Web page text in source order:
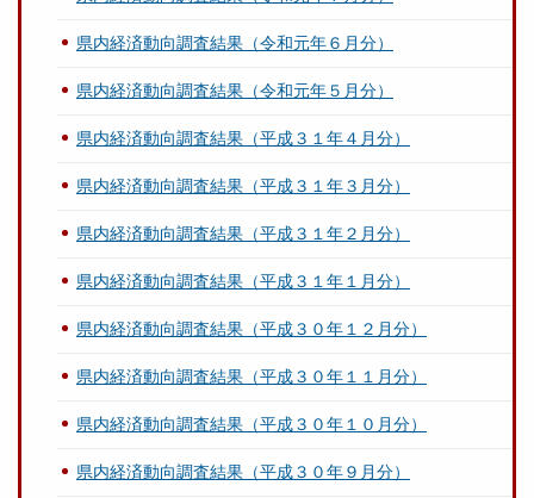
県内経済動向調査結果（令和元年６月分）
県内経済動向調査結果（令和元年５月分）
県内経済動向調査結果（平成３１年４月分）
県内経済動向調査結果（平成３１年３月分）
県内経済動向調査結果（平成３１年２月分）
県内経済動向調査結果（平成３１年１月分）
県内経済動向調査結果（平成３０年１２月分）
県内経済動向調査結果（平成３０年１１月分）
県内経済動向調査結果（平成３０年１０月分）
県内経済動向調査結果（平成３０年９月分）